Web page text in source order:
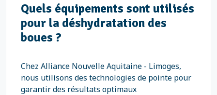
Quels équipements sont utilisés
pour la déshydratation des
boues ?
Chez Alliance Nouvelle Aquitaine - Limoges,
nous utilisons des technologies de pointe pour
garantir des résultats optimaux